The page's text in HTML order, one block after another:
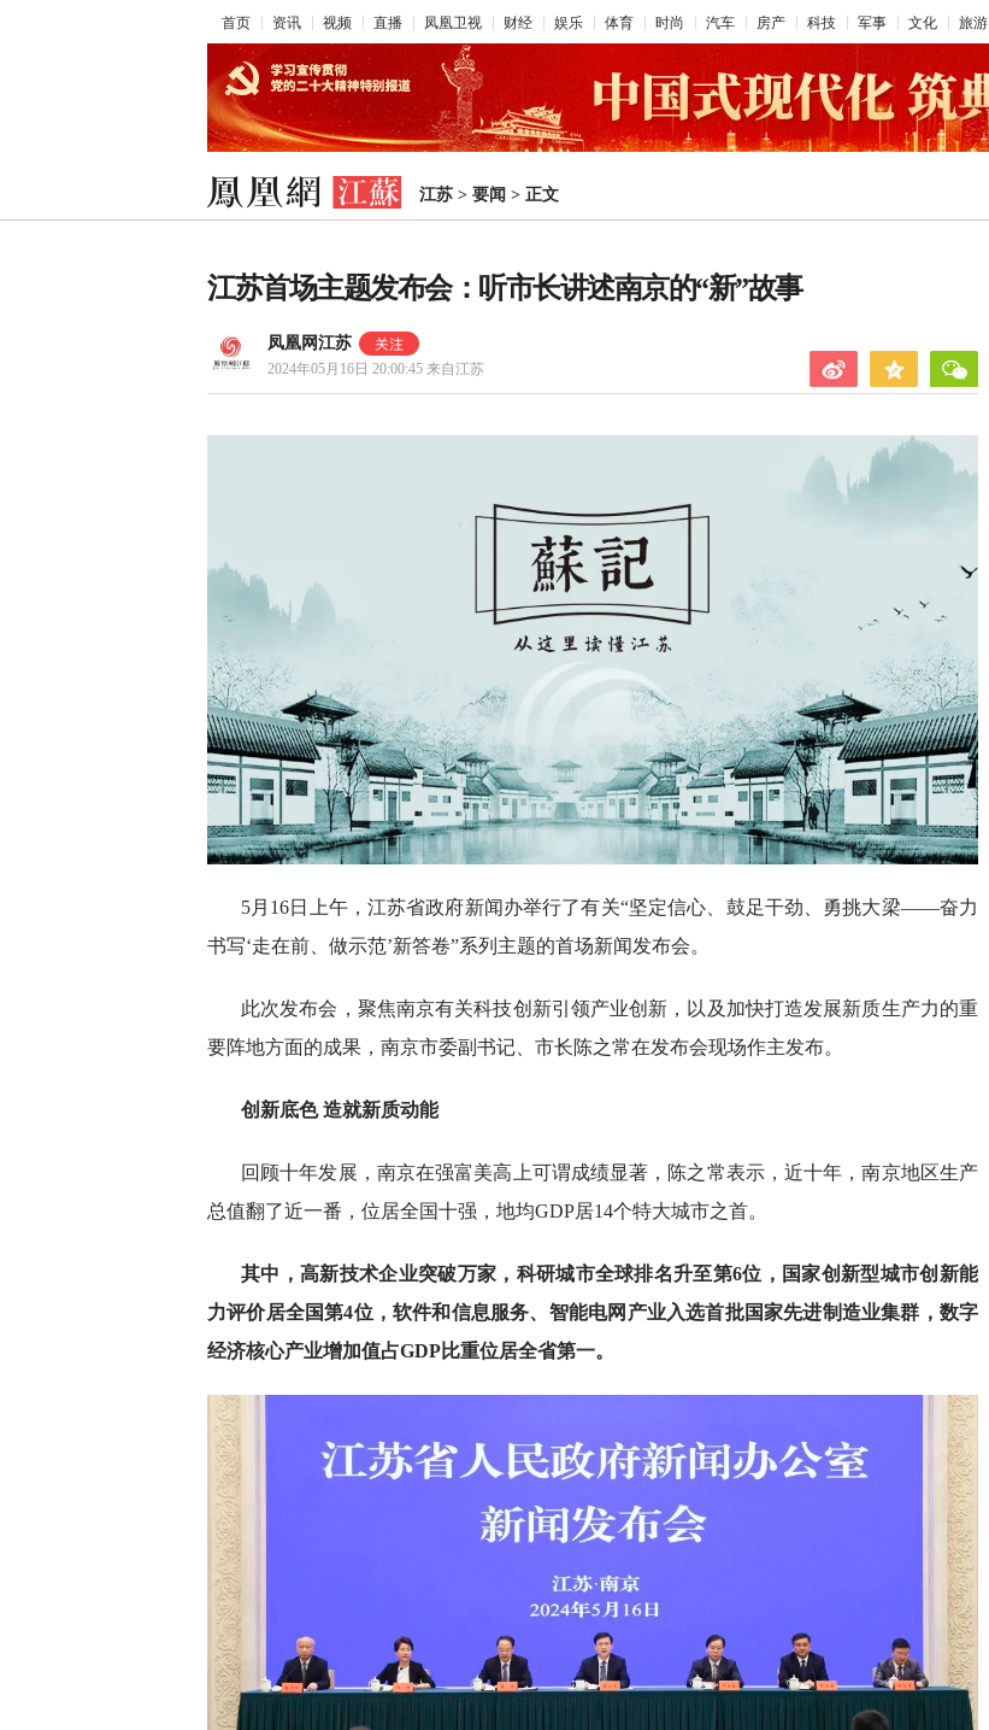
首页 资讯 视频 直播 凤凰卫视 财经 娱乐 体育 时尚 汽车 房产 科技 军事 文化 旅游
江苏 > 要闻 > 正文
江苏首场主题发布会：听市长讲述南京的“新”故事
凤凰网江苏
2024年05月16日 20:00:45 来自江苏
5月16日上午，江苏省政府新闻办举行了有关“坚定信心、鼓足干劲、勇挑大梁——奋力
书写‘走在前、做示范’新答卷”系列主题的首场新闻发布会。
此次发布会，聚焦南京有关科技创新引领产业创新，以及加快打造发展新质生产力的重
要阵地方面的成果，南京市委副书记、市长陈之常在发布会现场作主发布。
创新底色 造就新质动能
回顾十年发展，南京在强富美高上可谓成绩显著，陈之常表示，近十年，南京地区生产
总值翻了近一番，位居全国十强，地均GDP居14个特大城市之首。
其中，高新技术企业突破万家，科研城市全球排名升至第6位，国家创新型城市创新能
力评价居全国第4位，软件和信息服务、智能电网产业入选首批国家先进制造业集群，数字
经济核心产业增加值占GDP比重位居全省第一。